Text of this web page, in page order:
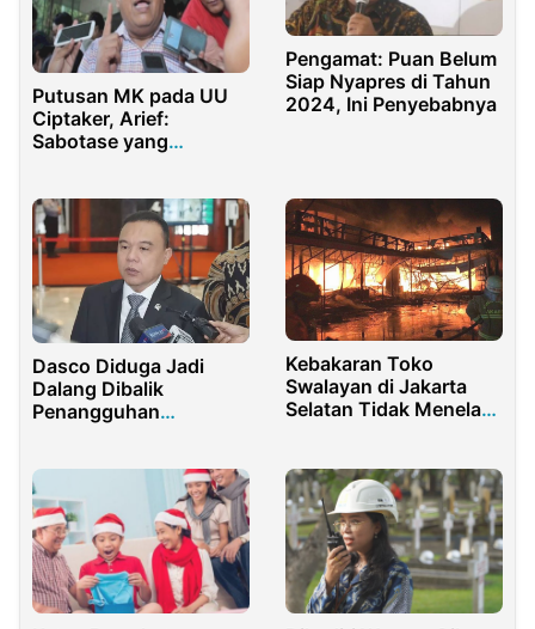
Putusan MK pada UU
Ciptaker, Arief:
Sabotase yang
Kembali
Pengamat: Puan Belum
Siap Nyapres di Tahun
2024, Ini Penyebabnya
Dasco Diduga Jadi
Dalang Dibalik
Penangguhan
dan Dokter Tifa
Kebakaran Toko
Swalayan di Jakarta
Selatan Tidak Menelan